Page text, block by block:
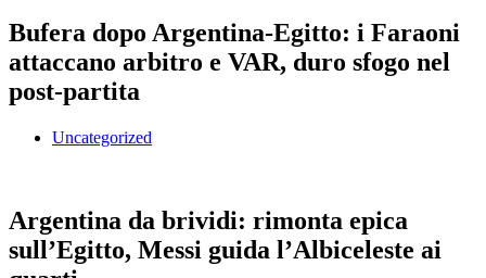
Bufera dopo Argentina-Egitto: i Faraoni
attaccano arbitro e VAR, duro sfogo nel
post-partita
Uncategorized
Argentina da brividi: rimonta epica
sull’Egitto, Messi guida l’Albiceleste ai